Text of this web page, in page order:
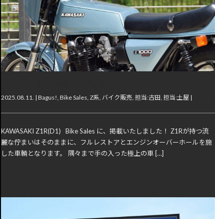
2025.08.11. | Bagus!, Bike Sales, Z系, バイク販売, 担当:古田, 担当:土屋 |
KAWASAKI Z1R(D1) Bike Sales に、掲載いたしました！ Z1Rが持つ流
麗な佇まいはそのままに、フルレストアとエンジンオーバーホールを施
した車輌となります。 隅々まで手の入った極上の車 […]